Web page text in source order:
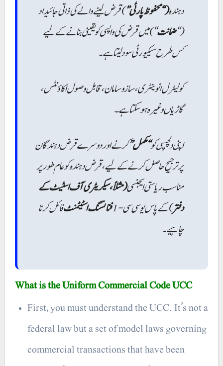
دہندہ(“محفوظ پارٹی”) قرض لینے والے کی ذاتی جائیداد
(“ضمانت“) میں قرض کی واپسی کو یقینی بنانے کے لیے
کس طرح سیکیورٹی سود لیتا ہے۔
کولیٹرل انوینٹری، سازوسامان، قابل وصول اکاؤنٹس،
گاڑیاں وغیرہ ہو سکتا ہے۔
اپنی دلچسپی کو“مکمل”کرنے اور دوسرے قرض دہندگان
پر ترجیح حاصل کرنے کے لیے، قرض دہندہ کو عام طور پر
مناسب ریاستی ایجنسی(مثلاً، سیکریٹری آف اسٹیٹ کے
دفتر) کے پاس یو سی سی -1 فنانسنگ اسٹیٹمنٹفائل کرنا
چاہیے۔
What is the Uniform Commercial Code UCC
First, you must understand the UCC. It’s not a
federal law but a set of model laws governing
commercial transactions that have been